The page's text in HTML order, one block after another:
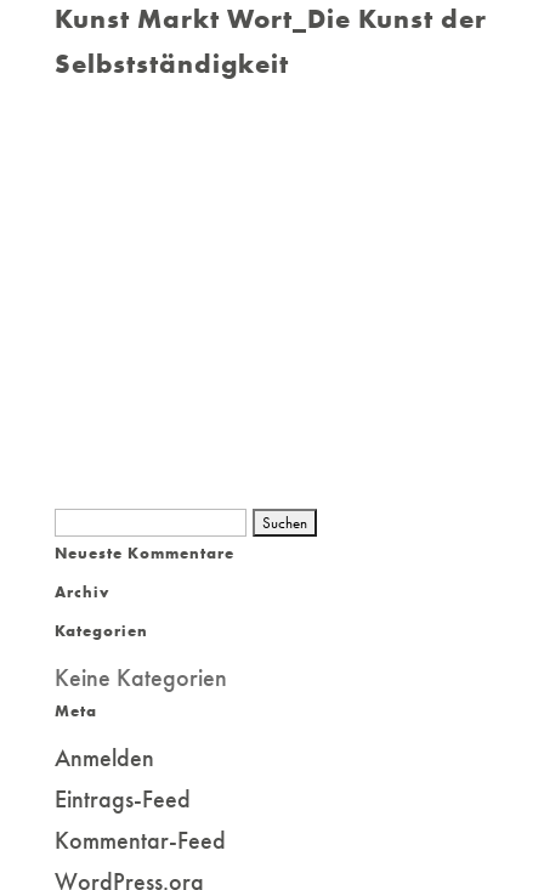
Kunst Markt Wort_Die Kunst der
Selbstständigkeit
Suchen
nach:
Neueste Kommentare
Archiv
Kategorien
Keine Kategorien
Meta
Anmelden
Eintrags-Feed
Kommentar-Feed
WordPress.org